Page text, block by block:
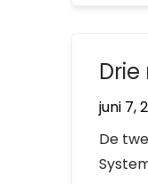
juni 7,
De